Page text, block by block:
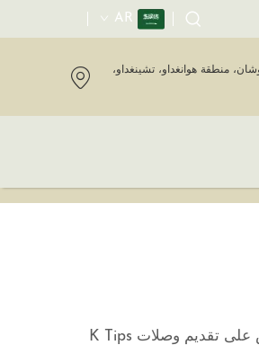
AR
شارع لووفوشان، منطقة هوانغداو، تشينغداو،
وصلات الشعر K Tips هي وصلات شعر مميزة تحظى بشعبية واسعة نظرًا لسهولة استخدامها والمظهر الأنيق الذي تمنحه. في كالي هير، نحرص على تقديم وصلات K Tips